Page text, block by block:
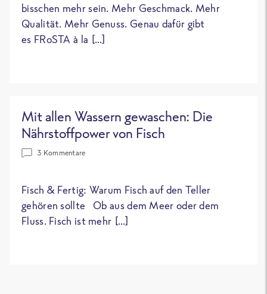
bisschen mehr sein. Mehr Geschmack. Mehr
Qualität. Mehr Genuss. Genau dafür gibt
es FRoSTA à la […]
Mit allen Wassern gewaschen: Die
Nährstoffpower von Fisch
3 Kommentare
Fisch & Fertig: Warum Fisch auf den Teller
gehören sollte Ob aus dem Meer oder dem
Fluss. Fisch ist mehr […]